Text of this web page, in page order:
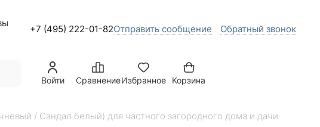
+7 (495) 222-01-82Отправить сообщение Обратный звонок
Войти СравнениеИзбранное Корзина
/ Сандал белый) для частного загородного дома и дачи